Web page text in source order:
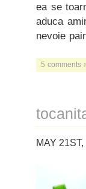
ea se
aduca
nevoie
5 comments
MAY